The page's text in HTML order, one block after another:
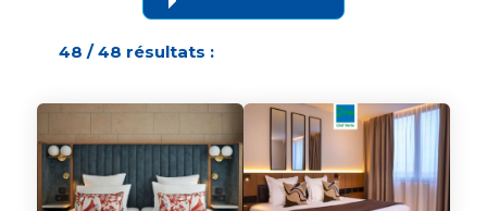
48 / 48 résultats :